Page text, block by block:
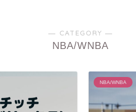
― CATEGORY ―
NBA/WNBA
NBA/WNBA